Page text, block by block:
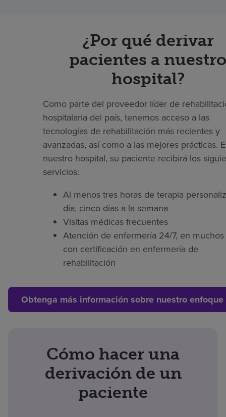
¿Por qué derivar
pacientes a nuestro
hospital?
Como parte del proveedor líder de
hospitalaria del país, tenemos acceso a las
tecnologías de rehabilitación más recientes y
avanzadas, así como a las mejores prácticas.
nuestro hospital, su paciente recibirá los
servicios:
Al menos tres horas de terapia
día, cinco días a la semana
Visitas médicas frecuentes
Atención de enfermería 24/7, en muchos
con certificación en enfermería de
rehabilitación
Obtenga más información sobre nuestro
Cómo hacer una
derivación de un
paciente